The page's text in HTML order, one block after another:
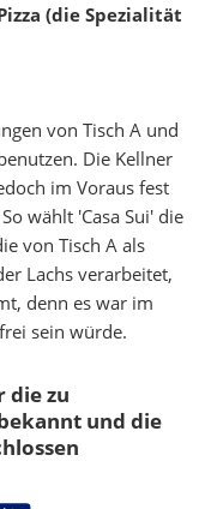
(die Spezialität
von Tisch A und
Die Kellner
im Voraus fest
wählt 'Casa Sui' die
von Tisch A als
Lachs verarbeitet,
denn es war im
sein würde.
die zu
und die